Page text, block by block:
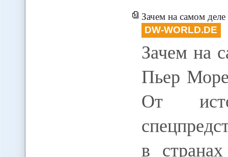
Зачем на самом
DW-WORLD.DE
Зачем на
Пьер
От
в